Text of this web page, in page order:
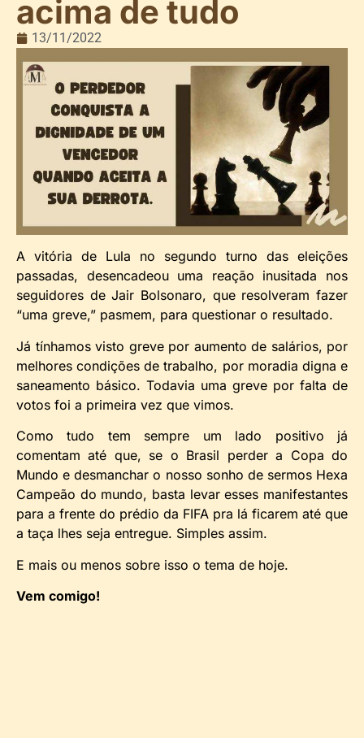
acima de tudo
13/11/2022
A vitória de Lula no segundo turno das eleições
passadas, desencadeou uma reação inusitada nos
seguidores de Jair Bolsonaro, que resolveram fazer
“uma greve,” pasmem, para questionar o resultado.
Já tínhamos visto greve por aumento de salários, por
melhores condições de trabalho, por moradia digna e
saneamento básico. Todavia uma greve por falta de
votos foi a primeira vez que vimos.
Como tudo tem sempre um lado positivo já
comentam até que, se o Brasil perder a Copa do
Mundo e desmanchar o nosso sonho de sermos Hexa
Campeão do mundo, basta levar esses manifestantes
para a frente do prédio da FIFA pra lá ficarem até que
a taça lhes seja entregue. Simples assim.
E mais ou menos sobre isso o tema de hoje.
Vem comigo!